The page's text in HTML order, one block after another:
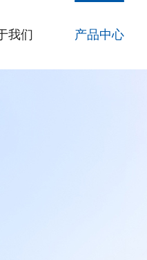
我们 产品中心